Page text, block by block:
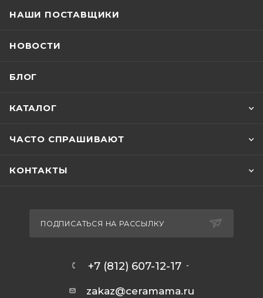
НАШИ ПОСТАВЩИКИ
НОВОСТИ
БЛОГ
КАТАЛОГ
ЧАСТО СПРАШИВАЮТ
КОНТАКТЫ
ПОДПИСАТЬСЯ НА РАССЫЛКУ
+7 (812) 607-12-17
zakaz@ceramama.ru